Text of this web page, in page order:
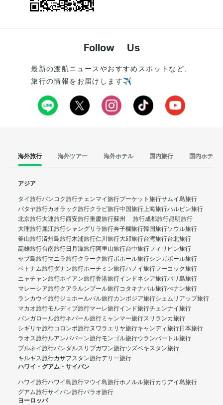
Follow Us
最新の渡航ニュースやおすすめスポットなど、
旅行の情報をお届けします✈️
海外旅行 海外ツアー 海外ホテル 国内旅行 国内ホテル
アジア
タイ旅行バンコク旅行チェンマイ旅行プーケット旅行サムイ島旅行
パタヤ旅行カオラック旅行クラビ旅行中国旅行上海旅行ハルビン旅行
北京旅行大連旅行西安旅行重慶旅行蘇州 旅行成都旅行昆明旅行
大理旅行麗江旅行シャングリラ旅行奔子欄旅行韓国旅行ソウル旅行
釜山旅行済州島旅行木浦旅行仁川旅行大邱旅行台湾旅行台北旅行
高雄旅行台南旅行日月潭旅行阿里山旅行台中旅行フィリピン旅行
セブ島旅行マニラ旅行クラーク旅行ボホール旅行シンガポール旅行
ベトナム旅行ダナン旅行ホーチミン旅行ハノイ旅行フーコック旅行
ニャチャン旅行ホイアン旅行香港旅行インドネシア旅行バリ島旅行
マレーシア旅行クアラルンプール旅行コタキナバル旅行ぺナン旅行
ランカウイ旅行ジョホールバル旅行カンボジア旅行シェムリアップ旅行
マカオ旅行モルディブ旅行マーレ旅行インド旅行チェンナイ旅行
バンガロール旅行ネパール旅行 ミャンマー旅行スリランカ旅行
シギリヤ旅行コロンボ旅行ヌワラエリヤ旅行キャンディ旅行日本旅行
ラオス旅行ルアンパバーン旅行モンゴル旅行ウランバートル旅行
ブルネイ旅行バンダルスリブガワン旅行ウズベキスタン旅行
キルギス旅行カザフスタン旅行デリー旅行
ハワイ・グアム・サイパン
ハワイ旅行ハワイ島旅行マウイ島旅行ホノルル旅行カウアイ島旅行
グアム旅行サイパン旅行パラオ旅行
ヨーロッパ